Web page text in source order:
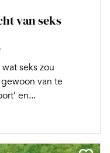
van seks
seks zou
van te
en...